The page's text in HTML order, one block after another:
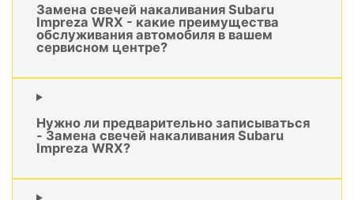
Замена свечей накаливания Subaru
Impreza WRX - какие преимущества
обслуживания автомобиля в вашем
сервисном центре?
Нужно ли предварительно записываться
- Замена свечей накаливания Subaru
Impreza WRX?